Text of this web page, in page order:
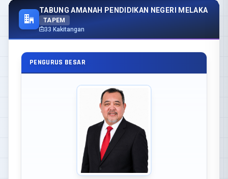
TABUNG AMANAH PENDIDIKAN NEGERI MELAKA
TAPEM
33 Kakitangan
PENGURUS BESAR